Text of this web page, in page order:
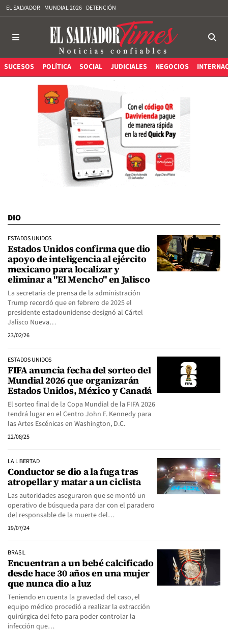
EL SALVADOR MUNDIAL 2026 DETENCIÓN
SUCESOS POLÍTICA SOCIAL JUDICIALES NEGOCIOS
DIO
ESTADOS UNIDOS
Estados Unidos confirma que dio
apoyo de inteligencia al ejército
mexicano para localizar y
eliminar a "El Mencho" en Jalisco
La secretaria de prensa de la administración
Trump recordó que en febrero de 2025 el
presidente estadounidense designó al Cártel
Jalisco Nueva…
23/02/26
ESTADOS UNIDOS
FIFA anuncia fecha del sorteo del
Mundial 2026 que organizarán
Estados Unidos, México y Canadá
El sorteo final de la Copa Mundial de la FIFA 2026
tendrá lugar en el Centro John F. Kennedy para
las Artes Escénicas en Washington, D.C.
22/08/25
LA LIBERTAD
Conductor se dio a la fuga tras
atropellar y matar a un ciclista
Las autoridades aseguraron que se montó un
operativo de búsqueda para dar con el paradero
del responsable de la muerte del…
19/07/24
BRASIL
Encuentran a un bebé calcificado
desde hace 30 años en una mujer
que nunca dio a luz
Teniendo en cuenta la gravedad del caso, el
equipo médico procedió a realizar la extracción
quirúrgica del feto para poder controlar la
infección que…